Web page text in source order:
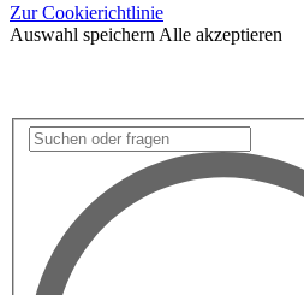
Zur Cookierichtlinie
Auswahl speichern Alle akzeptieren